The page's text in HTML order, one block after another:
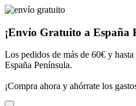
¡Envío Gratuito a España
Los pedidos de más de 60€ y
España Península.
¡Compra ahora y ahórrate los